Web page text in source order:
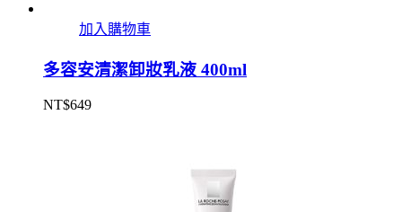
加入購物車
多容安清潔卸妝乳液 400ml
NT$649